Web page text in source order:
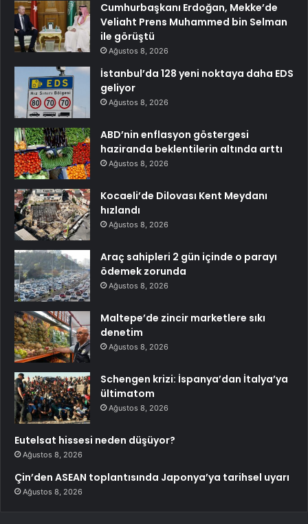
Cumhurbaşkanı Erdoğan, Mekke’de
Veliaht Prens Muhammed bin Selman
ile görüştü
Ağustos 8, 2026
İstanbul’da 128 yeni noktaya daha EDS
geliyor
Ağustos 8, 2026
ABD’nin enflasyon göstergesi
haziranda beklentilerin altında arttı
Ağustos 8, 2026
Kocaeli’de Dilovası Kent Meydanı
hızlandı
Ağustos 8, 2026
Araç sahipleri 2 gün içinde o parayı
ödemek zorunda
Ağustos 8, 2026
Maltepe’de zincir marketlere sıkı
denetim
Ağustos 8, 2026
Schengen krizi: İspanya’dan İtalya’ya
ültimatom
Ağustos 8, 2026
Eutelsat hissesi neden düşüyor?
Ağustos 8, 2026
Çin’den ASEAN toplantısında Japonya’ya tarihsel uyarı
Ağustos 8, 2026